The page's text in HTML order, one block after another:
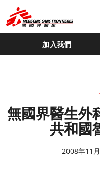
加入我們
無國界醫生外
共和國
2008年11